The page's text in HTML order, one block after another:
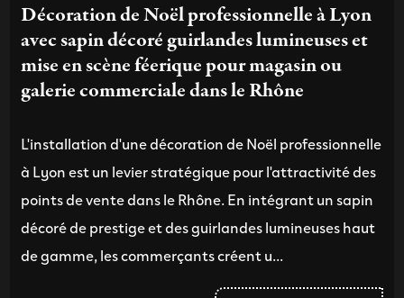
Décoration de Noël professionnelle à Lyon
avec sapin décoré guirlandes lumineuses et
mise en scène féerique pour magasin ou
galerie commerciale dans le Rhône
L'installation d'une décoration de Noël professionnelle
à Lyon est un levier stratégique pour l'attractivité des
points de vente dans le Rhône. En intégrant un sapin
décoré de prestige et des guirlandes lumineuses haut
de gamme, les commerçants créent u...